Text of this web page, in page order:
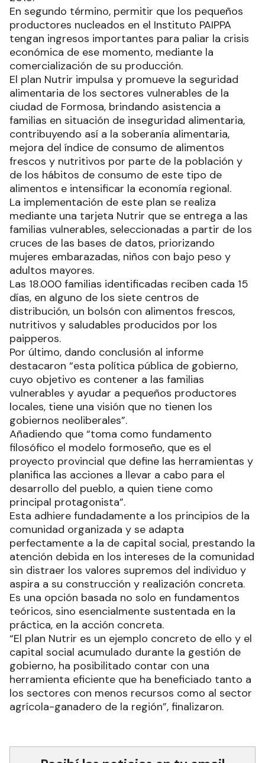
En segundo término, permitir que los pequeños
productores nucleados en el Instituto PAIPPA
tengan ingresos importantes para paliar la crisis
económica de ese momento, mediante la
comercialización de su producción.
El plan Nutrir impulsa y promueve la seguridad
alimentaria de los sectores vulnerables de la
ciudad de Formosa, brindando asistencia a
familias en situación de inseguridad alimentaria,
contribuyendo así a la soberanía alimentaria,
mejora del índice de consumo de alimentos
frescos y nutritivos por parte de la población y
de los hábitos de consumo de este tipo de
alimentos e intensificar la economía regional.
La implementación de este plan se realiza
mediante una tarjeta Nutrir que se entrega a las
familias vulnerables, seleccionadas a partir de los
cruces de las bases de datos, priorizando
mujeres embarazadas, niños con bajo peso y
adultos mayores.
Las 18.000 familias identificadas reciben cada 15
días, en alguno de los siete centros de
distribución, un bolsón con alimentos frescos,
nutritivos y saludables producidos por los
paipperos.
Por último, dando conclusión al informe
destacaron “esta política pública de gobierno,
cuyo objetivo es contener a las familias
vulnerables y ayudar a pequeños productores
locales, tiene una visión que no tienen los
gobiernos neoliberales”.
Añadiendo que “toma como fundamento
filosófico el modelo formoseño, que es el
proyecto provincial que define las herramientas y
planifica las acciones a llevar a cabo para el
desarrollo del pueblo, a quien tiene como
principal protagonista”.
Esta adhiere fundadamente a los principios de la
comunidad organizada y se adapta
perfectamente a la de capital social, prestando la
atención debida en los intereses de la comunidad
sin distraer los valores supremos del individuo y
aspira a su construcción y realización concreta.
Es una opción basada no solo en fundamentos
teóricos, sino esencialmente sustentada en la
práctica, en la acción concreta.
“El plan Nutrir es un ejemplo concreto de ello y el
capital social acumulado durante la gestión de
gobierno, ha posibilitado contar con una
herramienta eficiente que ha beneficiado tanto a
los sectores con menos recursos como al sector
agrícola-ganadero de la región”, finalizaron.